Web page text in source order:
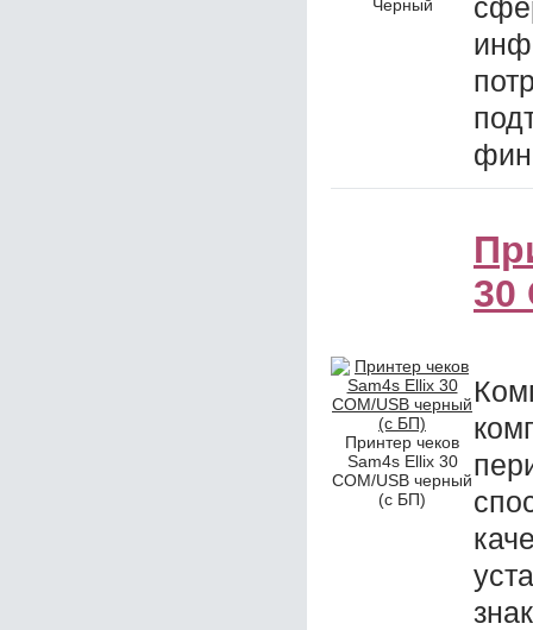
Черный
Принтер чеков
Sam4s Ellix 30
COM/USB черный
(с БП)
30